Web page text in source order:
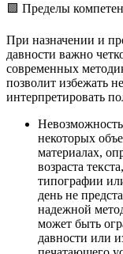
🟩 Пределы
При назначении и
давности важно
современных
позволит избежать
интерпретировать
некоторых
материалах,
возраста
типографии
день не
надежной
может быть
давности или